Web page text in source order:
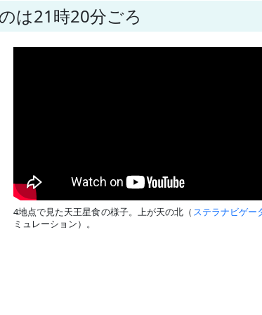
は21時20分ごろ
4地点で見た天王星食の様子。上が天の北（ ステラナビゲー
ミュレーション）。